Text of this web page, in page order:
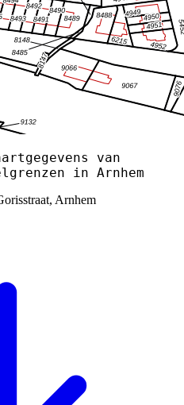
van
in Arnhem
Arnhem